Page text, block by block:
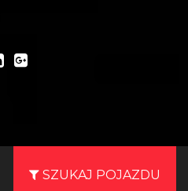
SZUKAJ POJAZDU